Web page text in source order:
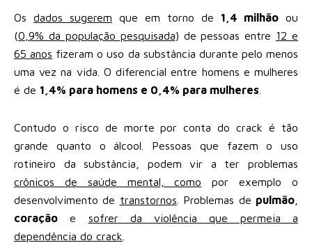
Os dados sugerem que em torno de 1,4 milhão ou
(0,9% da população pesquisada) de pessoas entre 12 e
65 anos fizeram o uso da substância durante pelo menos
uma vez na vida. O diferencial entre homens e mulheres
é de 1,4% para homens e 0,4% para mulheres
Contudo o risco de morte por conta do crack é tão
grande quanto o álcool. Pessoas que fazem o uso
rotineiro da substância, podem vir a ter problemas
crônicos de saúde mental, como por exemplo o
desenvolvimento de transtornos . Problemas de pulmão
coração e sofrer da violência que permeia a
dependência do crack